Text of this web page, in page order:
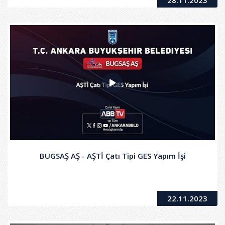
BUGSAŞ AŞ - AŞTİ Çatı Tipi GES Yapım İşi
22.11.2023